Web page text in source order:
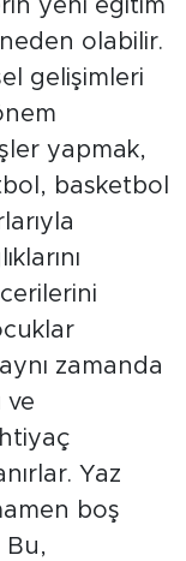
yeni eğitim
neden olabilir.
gelişimleri
yapmak,
basketbol
zamanda
ve
Yaz
boş
Bu,